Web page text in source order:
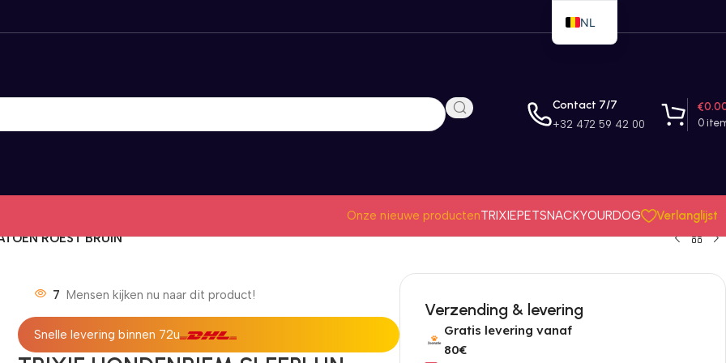
Contact 7/7
+32 472 59 42 00 0
€
Onze nieuwe productenTRIXIEPETSNACKYOURDOG
Verlanglijst
ROEST BRUIN
7 Mensen kijken nu naar dit product!
Snelle levering binnen 72u
Verzending & levering
Gratis levering vanaf
80€
NL
EN